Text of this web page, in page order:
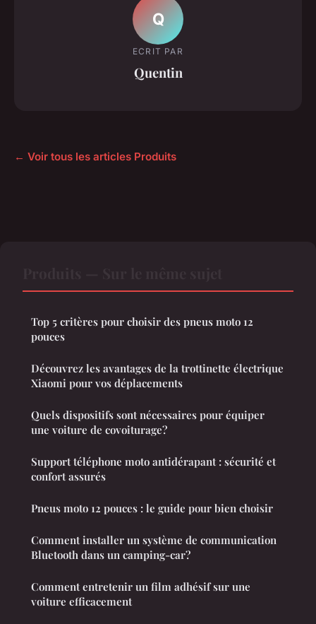
Q
ECRIT PAR
Quentin
← Voir tous les articles Produits
Top 5 critères pour choisir des pneus moto 12
pouces
Découvrez les avantages de la trottinette électrique
Xiaomi pour vos déplacements
Quels dispositifs sont nécessaires pour équiper
une voiture de covoiturage?
Support téléphone moto antidérapant : sécurité et
confort assurés
Pneus moto 12 pouces : le guide pour bien choisir
Comment installer un système de communication
Bluetooth dans un camping-car?
Comment entretenir un film adhésif sur une
voiture efficacement